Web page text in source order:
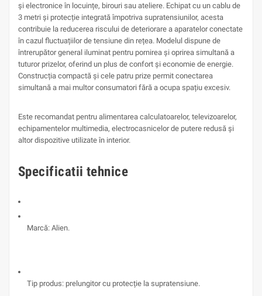
și electronice în locuințe, birouri sau ateliere. Echipat cu un cablu de
3 metri și protecție integrată împotriva supratensiunilor, acesta
contribuie la reducerea riscului de deteriorare a aparatelor conectate
în cazul fluctuațiilor de tensiune din rețea. Modelul dispune de
întrerupător general iluminat pentru pornirea și oprirea simultană a
tuturor prizelor, oferind un plus de confort și economie de energie.
Construcția compactă și cele patru prize permit conectarea
simultană a mai multor consumatori fără a ocupa spațiu excesiv.
Este recomandat pentru alimentarea calculatoarelor, televizoarelor,
echipamentelor multimedia, electrocasnicelor de putere redusă și
altor dispozitive utilizate în interior.
Specificatii tehnice
Marcă: Alien.
Tip produs: prelungitor cu protecție la supratensiune.